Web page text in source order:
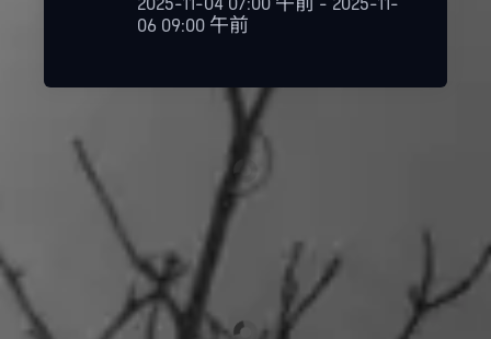
2025-11-04 07:00 午前 - 2025-11-
06 09:00 午前